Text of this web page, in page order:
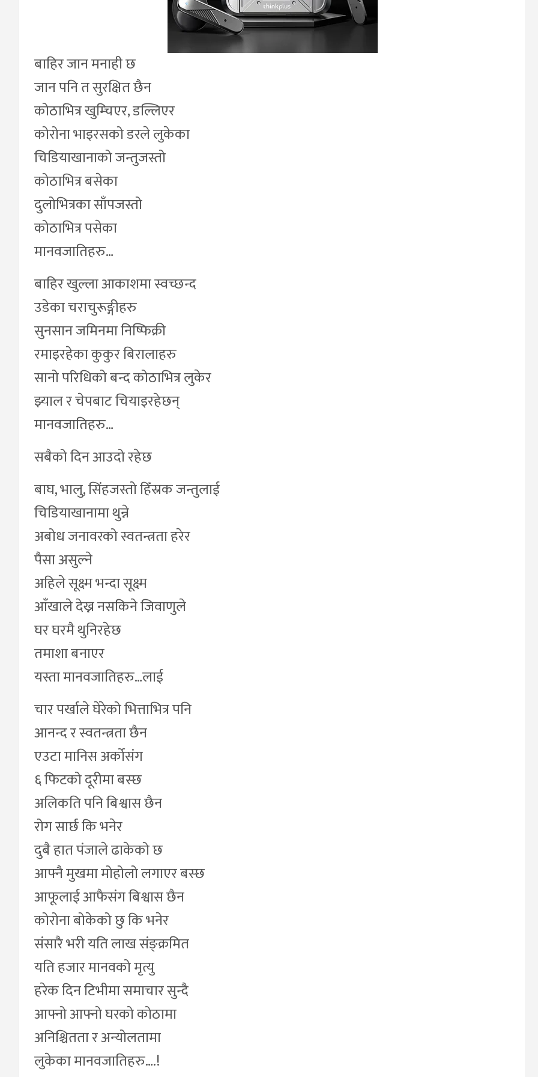
बाहिर जान मनाही छ
जान पनि त सुरक्षित छैन
कोठाभित्र खुम्चिएर, डल्लिएर
कोरोना भाइरसको डरले लुकेका
चिडियाखानाको जन्तुजस्तो
कोठाभित्र बसेका
दुलोभित्रका साँपजस्तो
कोठाभित्र पसेका
मानवजातिहरु…
बाहिर खुल्ला आकाशमा स्वच्छन्द
उडेका चराचुरूङ्गीहरु
सुनसान जमिनमा निष्फिक्री
रमाइरहेका कुकुर बिरालाहरु
सानो परिधिको बन्द कोठाभित्र लुकेर
झ्याल र चेपबाट चियाइरहेछन्
मानवजातिहरु…
सबैको दिन आउदो रहेछ
बाघ, भालु, सिंहजस्तो हिँस्रक जन्तुलाई
चिडियाखानामा थुन्ने
अबोध जनावरको स्वतन्त्रता हरेर
पैसा असुल्ने
अहिले सूक्ष्म भन्दा सूक्ष्म
आँखाले देख्न नसकिने जिवाणुले
घर घरमै थुनिरहेछ
तमाशा बनाएर
यस्ता मानवजातिहरु…लाई
चार पर्खाले घेरेको भित्ताभित्र पनि
आनन्द र स्वतन्त्रता छैन
एउटा मानिस अर्कोसंग
६ फिटको दूरीमा बस्छ
अलिकति पनि बिश्वास छैन
रोग सार्छ कि भनेर
दुबै हात पंजाले ढाकेको छ
आफ्नै मुखमा मोहोलो लगाएर बस्छ
आफूलाई आफैसंग बिश्वास छैन
कोरोना बोकेको छु कि भनेर
संसारै भरी यति लाख संङ्क्रमित
यति हजार मानवको मृत्यु
हरेक दिन टिभीमा समाचार सुन्दै
आफ्नो आफ्नो घरको कोठामा
अनिश्चितता र अन्योलतामा
लुकेका मानवजातिहरु….!